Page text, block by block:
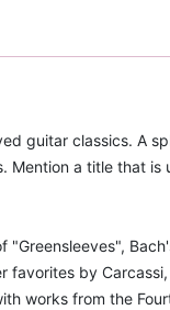
guitar classics. A
Mention a title that
favorites by
works from the